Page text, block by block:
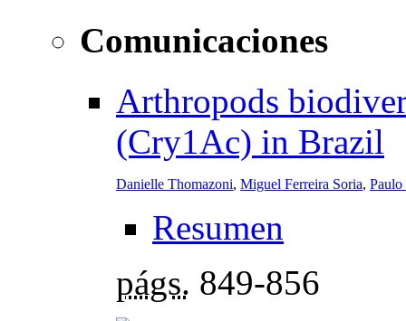
Comunicaciones
Arthropods
(Cry1Ac) in Brazil
Danielle Thomazoni, Miguel Ferreira Soria, Paulo
Resumen
págs. 849-856